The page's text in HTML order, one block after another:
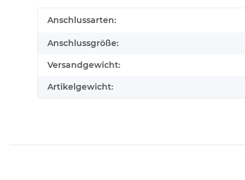
Anschlussarten:
Anschlussgröße:
Versandgewicht:
Artikelgewicht: